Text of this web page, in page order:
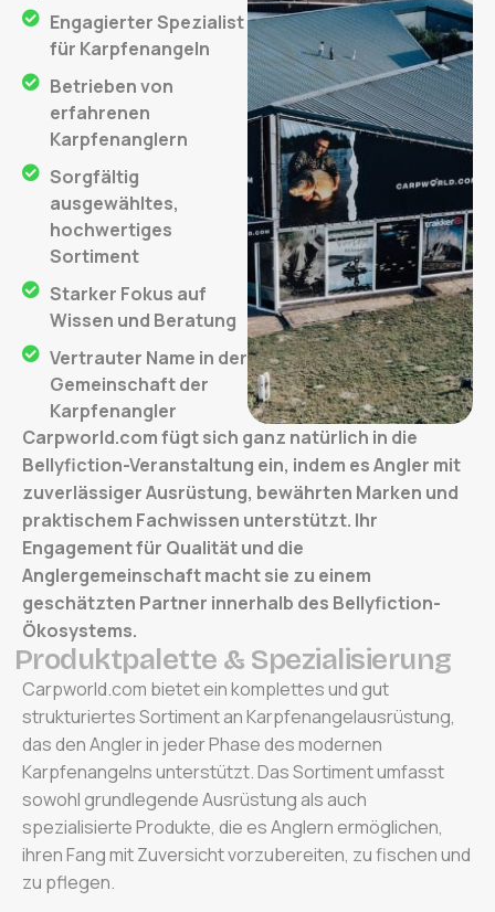
Engagierter Spezialist
für Karpfenangeln
Betrieben von
erfahrenen
Karpfenanglern
Sorgfältig
ausgewähltes,
hochwertiges
Sortiment
Starker Fokus auf
Wissen und Beratung
Vertrauter Name in der
Gemeinschaft der
Karpfenangler
Carpworld.com fügt sich ganz natürlich in die
Bellyfiction-Veranstaltung ein, indem es Angler mit
zuverlässiger Ausrüstung, bewährten Marken und
praktischem Fachwissen unterstützt. Ihr
Engagement für Qualität und die
Anglergemeinschaft macht sie zu einem
geschätzten Partner innerhalb des Bellyfiction-
Ökosystems.
Produktpalette & Spezialisierung
Carpworld.com bietet ein komplettes und gut
strukturiertes Sortiment an Karpfenangelausrüstung,
das den Angler in jeder Phase des modernen
Karpfenangelns unterstützt. Das Sortiment umfasst
sowohl grundlegende Ausrüstung als auch
spezialisierte Produkte, die es Anglern ermöglichen,
ihren Fang mit Zuversicht vorzubereiten, zu fischen und
zu pflegen.